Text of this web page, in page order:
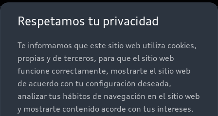
Respetamos tu privacidad
Te informamos que este sitio web utiliza cookies,
propias y de terceros, para que el sitio web
funcione correctamente, mostrarte el sitio web
de acuerdo con tu configuración deseada,
analizar tus hábitos de navegación en el sitio web
y mostrarte contenido acorde con tus intereses.
Conócenos
Promociones
Nuestras Promociones
Postventa
Audi Aftersales
Autos Nuevos
Quiero un Audi nuevo
Seminuevos